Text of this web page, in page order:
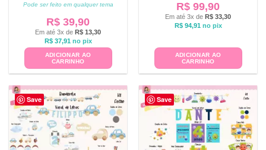
Pode ser feito em qualquer tema
R$ 39,90
Em até 3x de R$ 13,30
R$37,91 no pix
ADICIONAR AO
CARRINHO
R$ 99,90
Em até 3x de R$ 33,30
R$94,91 no pix
ADICIONAR AO
CARRINHO
Save Save